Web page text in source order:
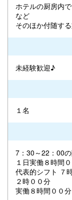
ホテルの厨房内
など
そのほか付随す
未経験歓迎♪
１名
7：30～22：00
１日実働８時間
代表的シフト ７
２時００分
実働８時間００分